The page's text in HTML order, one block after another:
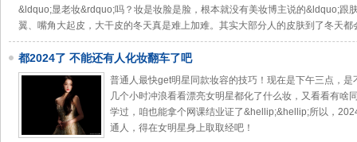
&ldquo;显老妆&rdquo;吗？妆是妆脸是脸，根本就没有美妆博主说的&ldquo;跟
翼、嘴角大起皮，大干皮的冬天真是难上加难。其实大部分人的皮肤到了冬天都
都2024了 不能还有人化妆翻车了吧
普通人最快get明星同款妆容的技巧！现在是下午三点，
几个小时冲浪看看漂亮女明星都化了什么妆，又看看有啥
学过，咱也能拿个网课结业证了&hellip;&hellip;所以，
通人，得在女明星身上取取经吧！